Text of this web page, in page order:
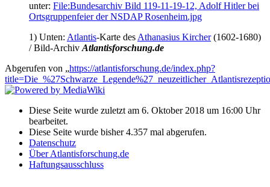
unter: File:Bundesarchiv Bild 119-11-19-12, Adolf Hitler bei
Ortsgruppenfeier der NSDAP Rosenheim.jpg
1) Unten: Atlantis-Karte des Athanasius Kircher(1602-1680)
/ Bild-Archiv Atlantisforschung.de
Abgerufen von „https://atlantisforschung.de/index.php?
Diese Seite wurde zuletzt am 6. Oktober 2018 um 16:00 Uhr
bearbeitet.
Diese Seite wurde bisher 4.357 mal abgerufen.
Datenschutz
Über Atlantisforschung.de
Haftungsausschluss